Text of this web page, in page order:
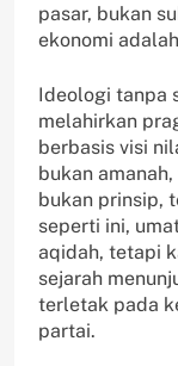
pasar, bukan
ekonomi
Ideologi tanpa
melahirkan
berbasis visi
bukan
bukan prinsip,
seperti ini,
aqidah, tetapi
sejarah
terletak pada
partai.